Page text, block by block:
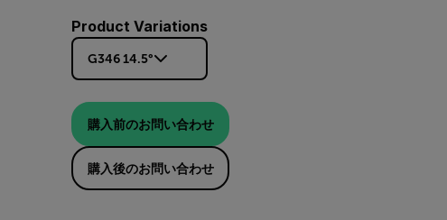
Product Variations
G346 14.5°
購入前のお問い合わせ
購入後のお問い合わせ